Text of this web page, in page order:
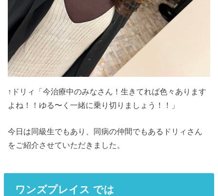
↑ドリィ「今治療中のみなさん！生きてれば色々あります
よね！！ゆる〜く一緒に乗り切りましょう！！」
今日は同級生でもあり、同病の仲間でもあるドリィさん
をご紹介させていただきました。
ワンズプレイス では